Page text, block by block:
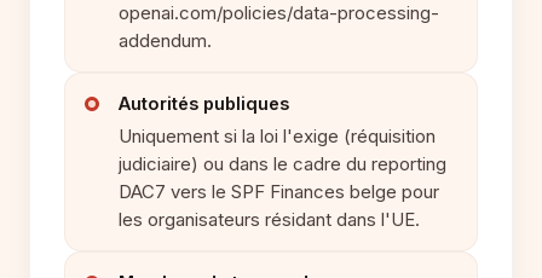
openai.com/policies/data-processing-
addendum.
Autorités publiques
Uniquement si la loi l'exige (réquisition
judiciaire) ou dans le cadre du reporting
DAC7 vers le SPF Finances belge pour
les organisateurs résidant dans l'UE.